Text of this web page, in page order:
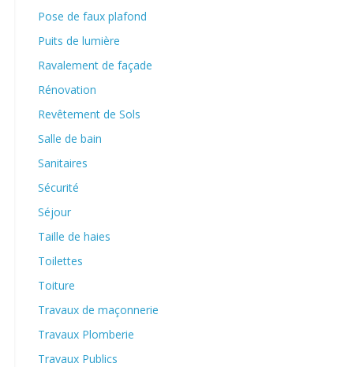
Pose de faux plafond
Puits de lumière
Ravalement de façade
Rénovation
Revêtement de Sols
Salle de bain
Sanitaires
Sécurité
Séjour
Taille de haies
Toilettes
Toiture
Travaux de maçonnerie
Travaux Plomberie
Travaux Publics